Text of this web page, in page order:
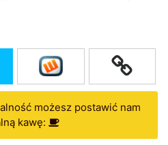
możesz postawić nam
kawę: